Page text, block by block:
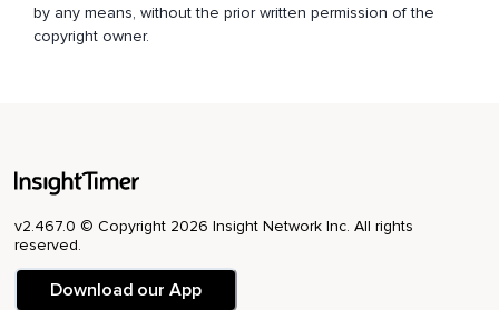
by any means, without the prior written permission of the
copyright owner.
v2.467.0 © Copyright 2026 Insight Network Inc. All rights
reserved.
Download our App